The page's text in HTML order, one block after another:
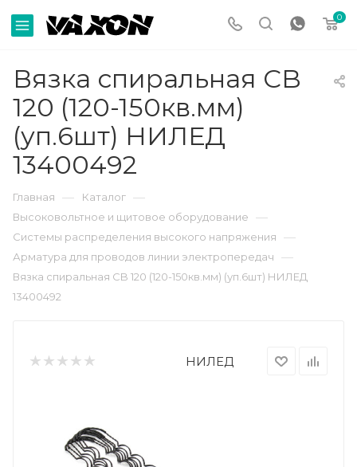
0
Вязка спиральная CB
120 (120-150кв.мм)
(уп.6шт) НИЛЕД
13400492
Главная — Каталог —
Высоковольтное и щитовое оборудование —
Системы распределения высокого напряжения —
Арматура для проводов линии электропередач —
Вязка спиральная CB 120 (120-150кв.мм) (уп.6шт) НИЛЕД
13400492
НИЛЕД